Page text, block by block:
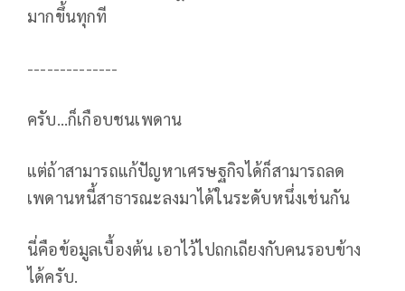
มากขึ้นทุกที
--------------
ครับ...ก็เกือบชนเพดาน
แต่ถ้าสามารถแก้ปัญหาเศรษฐกิจได้ก็สามารถลด
เพดานหนี้สาธารณะลงมาได้ในระดับหนึ่งเช่นกัน
นี่คือข้อมูลเบื้องต้น เอาไว้ไปถกเถียงกับคนรอบข้าง
ได้ครับ.